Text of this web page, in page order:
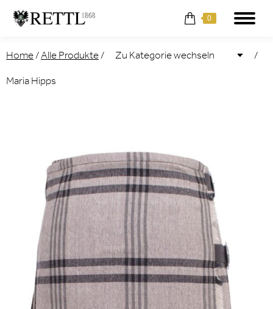
0
Home / Alle Produkte / /
Maria Hipps